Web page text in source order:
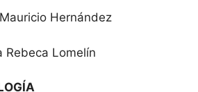
Hernández
Lomelín